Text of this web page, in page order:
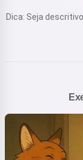
Dica: Seja